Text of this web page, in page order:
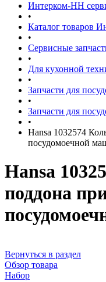
Интерком-НН
•
Каталог товаров
•
Сервисные
•
Для кухонной
•
Запчасти для
•
Запчасти для
•
Hansa 1032574
посудомоечной
Hansa
поддона
Вернуться в раздел
Обзор товара
Набор